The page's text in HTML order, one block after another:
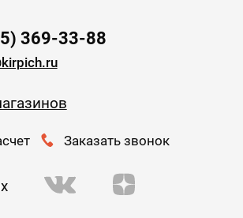
369-33-88
Заказать звонок